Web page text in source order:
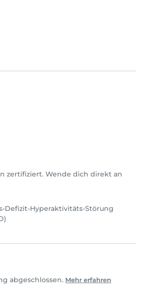
zertifiziert. Wende dich direkt an
Defizit-Hyperaktivitäts-Störung
abgeschlossen. Mehr erfahren